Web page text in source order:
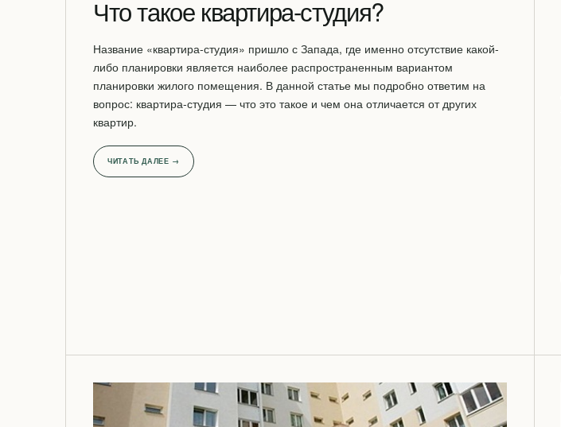
Что такое квартира-студия?
Название «квартира-студия» пришло с Запада, где именно отсутствие какой-
либо планировки является наиболее распространенным вариантом
планировки жилого помещения. В данной статье мы подробно ответим на
вопрос: квартира-студия — что это такое и чем она отличается от других
квартир.
ЧИТАТЬ ДАЛЕЕ →